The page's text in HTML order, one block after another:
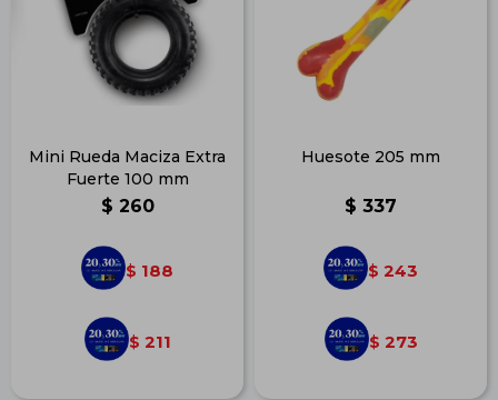
Mini Rueda Maciza Extra
Fuerte 100 mm
$ 260
$ 188
$ 211
Huesote 205 mm
$ 337
$ 243
$ 273